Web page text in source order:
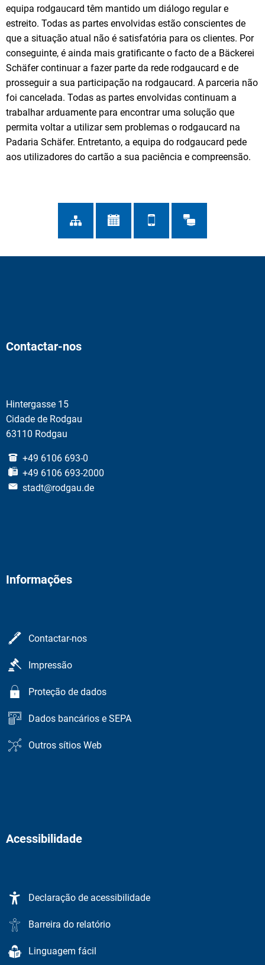
equipa rodgaucard têm mantido um diálogo regular e
estreito. Todas as partes envolvidas estão conscientes de
que a situação atual não é satisfatória para os clientes. Por
conseguinte, é ainda mais gratificante o facto de a Bäckerei
Schäfer continuar a fazer parte da rede rodgaucard e de
prosseguir a sua participação na rodgaucard. A parceria não
foi cancelada. Todas as partes envolvidas continuam a
trabalhar arduamente para encontrar uma solução que
permita voltar a utilizar sem problemas o rodgaucard na
Padaria Schäfer. Entretanto, a equipa do rodgaucard pede
aos utilizadores do cartão a sua paciência e compreensão.
Contactar-nos
Hintergasse 15
Cidade de Rodgau
63110 Rodgau
+49 6106 693-0
+49 6106 693-2000
stadt@rodgau.de
Informações
Contactar-nos
Impressão
Proteção de dados
Dados bancários e SEPA
Outros sítios Web
Acessibilidade
Declaração de acessibilidade
Barreira do relatório
Linguagem fácil